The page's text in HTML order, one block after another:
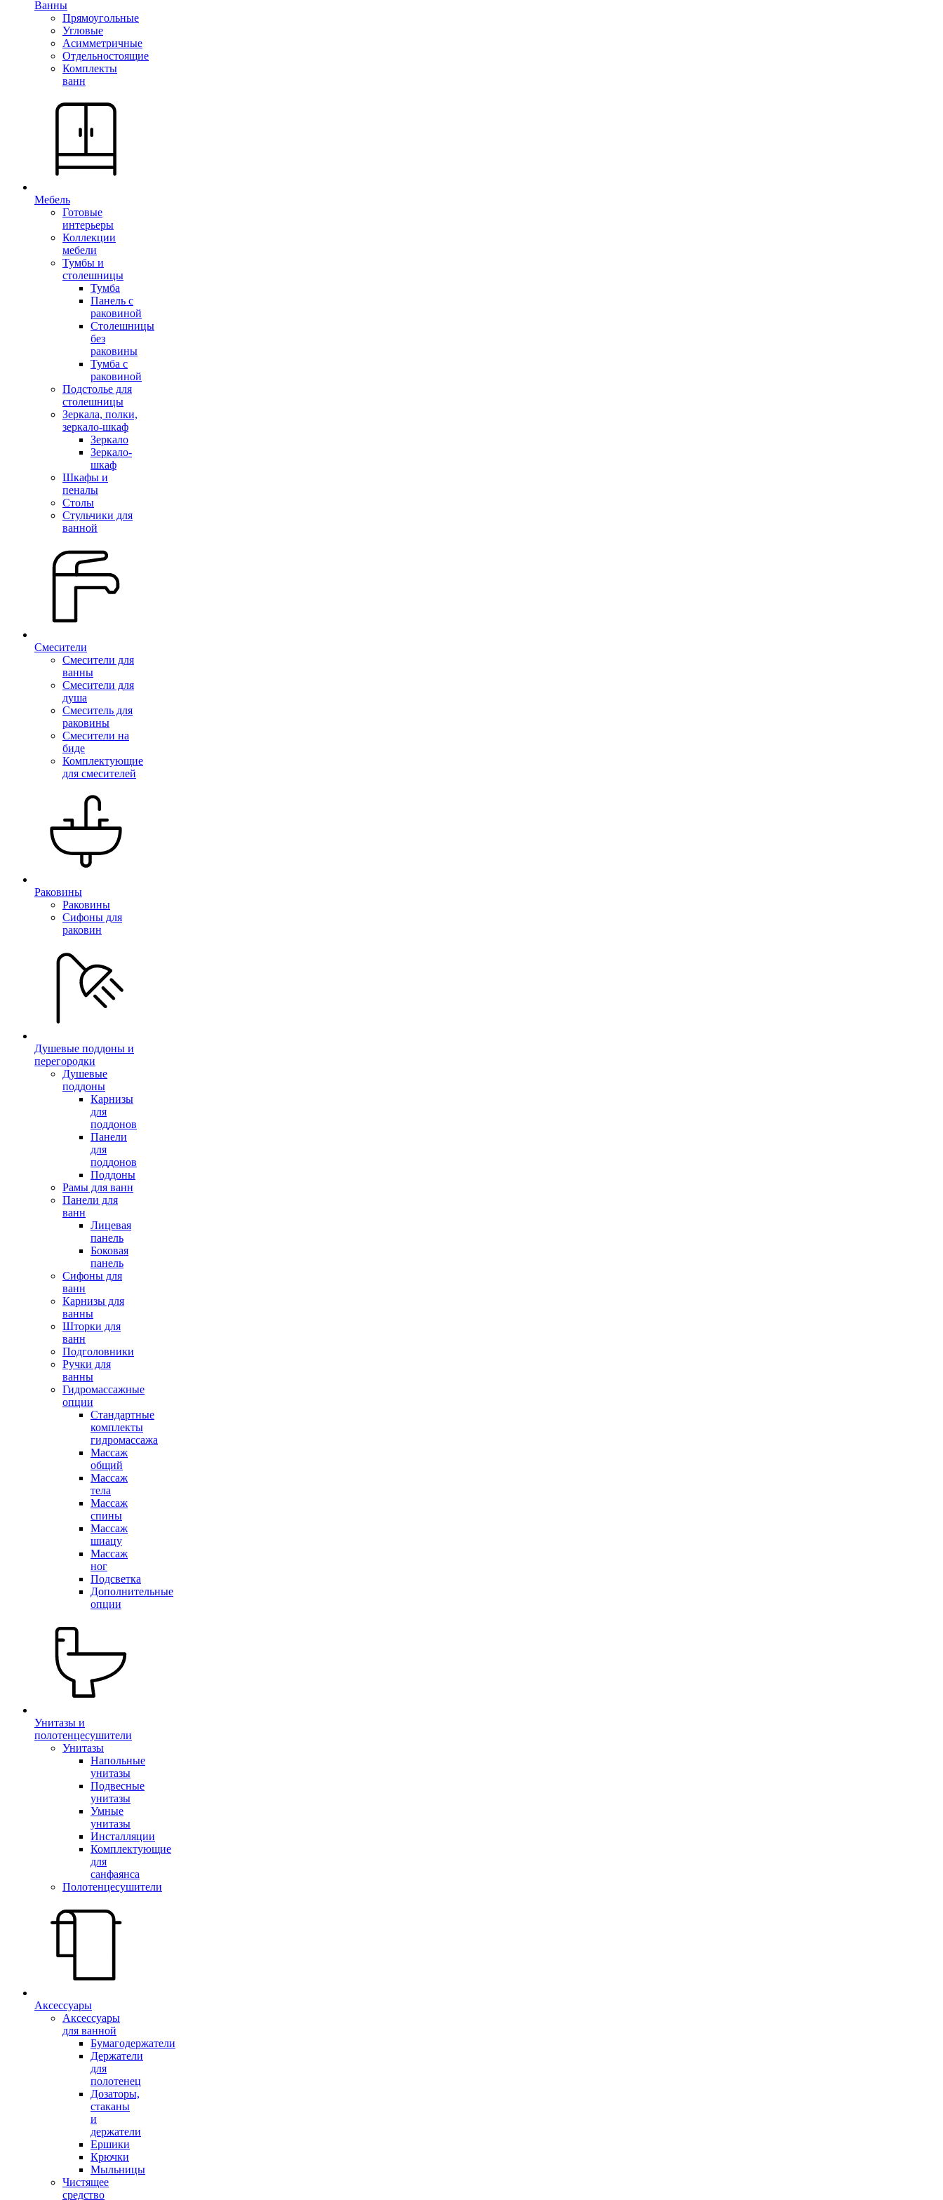
Ванны
Прямоугольные
Угловые
Асимметричные
Отдельностоящие
Комплекты
ванн
Мебель
Готовые
интерьеры
Коллекции
мебели
Тумбы и
столешницы
Тумба
Панель с
раковиной
Столешницы
без
раковины
Тумба с
раковиной
Подстолье для
столешницы
Зеркала, полки,
зеркало-шкаф
Зеркало
Зеркало-
шкаф
Шкафы и
пеналы
Столы
Стульчики для
ванной
Смесители
Смесители для
ванны
Смесители для
душа
Смеситель для
раковины
Смесители на
биде
Комплектующие
для смесителей
Раковины
Раковины
Сифоны для
раковин
Душевые поддоны и
перегородки
Душевые
поддоны
Карнизы
для
поддонов
Панели
для
поддонов
Поддоны
Рамы для ванн
Панели для
ванн
Лицевая
панель
Боковая
панель
Сифоны для
ванн
Карнизы для
ванны
Шторки для
ванн
Подголовники
Ручки для
ванны
Гидромассажные
опции
Стандартные
комплекты
гидромассажа
Массаж
общий
Массаж
тела
Массаж
спины
Массаж
шиацу
Массаж
ног
Подсветка
Дополнительные
опции
Унитазы и
полотенцесушители
Унитазы
Напольные
унитазы
Подвесные
унитазы
Умные
унитазы
Инсталляции
Комплектующие
для
санфаянса
Полотенцесушители
Аксессуары
Аксессуары
для ванной
Бумагодержатели
Держатели
для
полотенец
Дозаторы,
стаканы
и
держатели
Ершики
Крючки
Мыльницы
Чистящее
средство